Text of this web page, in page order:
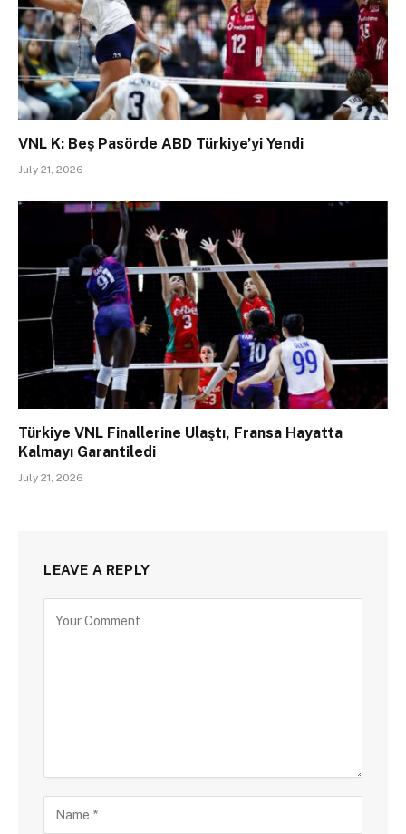
VNL K: Beş Pasörde ABD Türkiye’yi Yendi
July 21, 2026
Türkiye VNL Finallerine Ulaştı, Fransa Hayatta
Kalmayı Garantiledi
July 21, 2026
LEAVE A REPLY